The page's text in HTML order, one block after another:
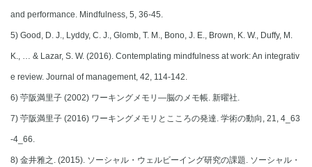
and performance. Mindfulness, 5, 36-45.
5) Good, D. J., Lyddy, C. J., Glomb, T. M., Bono, J. E., Brown, K. W., Duffy, M.
K., … & Lazar, S. W. (2016). Contemplating mindfulness at work: An integrativ
e review. Journal of management, 42, 114-142.
6) 苧阪満里子 (2002) ワーキングメモリ―脳のメモ帳. 新曜社.
7) 苧阪満里子 (2016) ワーキングメモリとこころの発達. 学術の動向, 21, 4_63
-4_66.
8) 金井雅之. (2015). ソーシャル・ウェルビーイング研究の課題. ソーシャル・